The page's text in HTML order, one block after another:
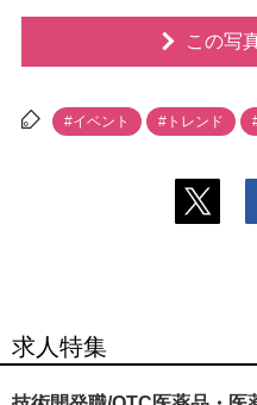
この写
#イベント #トレンド
求人特集